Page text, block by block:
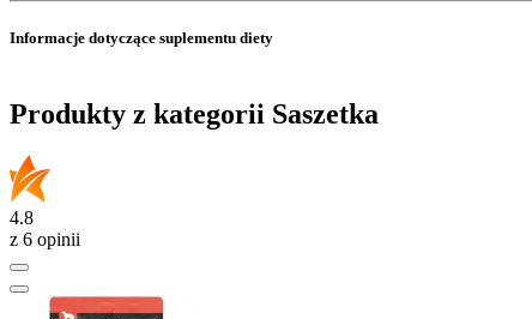
Informacje dotyczące suplementu diety
Produkty z kategorii Saszetka
4.8
z 6 opinii